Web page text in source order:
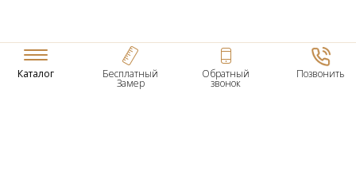
Каталог Бесплатный
Замер
Обратный
звонок
Позвонить